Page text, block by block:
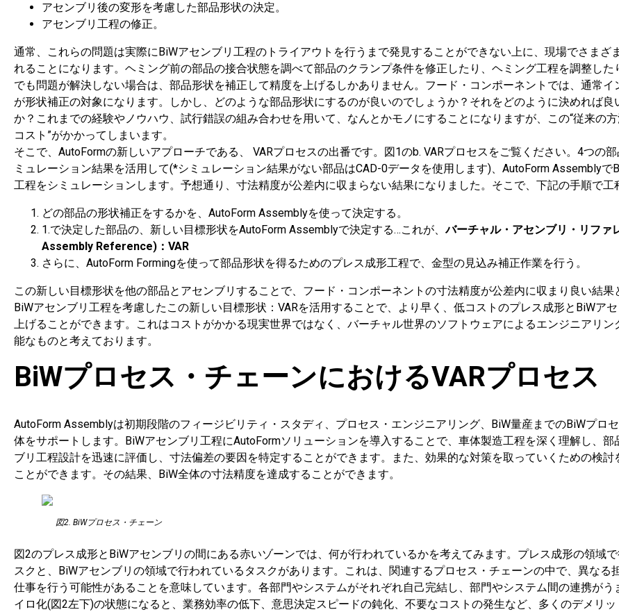
アセンブリ後の変形を考慮した部品形状の決定。
アセンブリ工程の修正。
通常、これらの問題は実際にBiWアセンブリ工程のトライアウトを行うまで発見することができない上に、現場でさまざ
れることになります。ヘミング前の部品の接合状態を調べて部品のクランプ条件を修正したり、ヘミング工程を調整した
でも問題が解決しない場合は、部品形状を補正して精度を上げるしかありません。フード・コンポーネントでは、通常イ
が形状補正の対象になります。しかし、どのような部品形状にするのが良いのでしょうか？それをどのように決めれば良
か？これまでの経験やノウハウ、試行錯誤の組み合わせを用いて、なんとかモノにすることになりますが、この“従来の方
コスト”がかかってしまいます。
そこで、AutoFormの新しいアプローチである、 VARプロセスの出番です。図1のb. VARプロセスをご覧ください。4つの
ミュレーション結果を活用して(*シミュレーション結果がない部品はCAD-0データを使用します)、AutoForm Assemblyで
工程をシミュレーションします。予想通り、寸法精度が公差内に収まらない結果になりました。そこで、下記の手順で工
どの部品の形状補正をするかを、AutoForm Assemblyを使って決定する。
1.で決定した部品の、新しい目標形状をAutoForm Assemblyで決定する…これが、バーチャル・アセンブリ・リファ
Assembly Reference)：VAR
さらに、AutoForm Formingを使って部品形状を得るためのプレス成形工程で、金型の見込み補正作業を行う。
この新しい目標形状を他の部品とアセンブリすることで、フード・コンポーネントの寸法精度が公差内に収まり良い結果
BiWアセンブリ工程を考慮したこの新しい目標形状：VARを活用することで、より早く、低コストのプレス成形とBiWア
上げることができます。これはコストがかかる現実世界ではなく、バーチャル世界のソフトウェアによるエンジニアリン
能なものと考えております。
BiWプロセス・チェーンにおけるVARプロセス
AutoForm Assemblyは初期段階のフィージビリティ・スタディ、プロセス・エンジニアリング、BiW量産までのBiWプロ
体をサポートします。BiWアセンブリ工程にAutoFormソリューションを導入することで、車体製造工程を深く理解し、部
ブリ工程設計を迅速に評価し、寸法偏差の要因を特定することができます。また、効果的な対策を取っていくための検討
ことができます。その結果、BiW全体の寸法精度を達成することができます。
図2. BiWプロセス・チェーン
図2のプレス成形とBiWアセンブリの間にある赤いゾーンでは、何が行われているかを考えてみます。プレス成形の領域
スクと、BiWアセンブリの領域で行われているタスクがあります。これは、関連するプロセス・チェーンの中で、異なる
仕事を行う可能性があることを意味しています。各部門やシステムがそれぞれ自己完結し、部門やシステム間の連携がう
イロ化(図2左下)の状態になると、業務効率の低下、意思決定スピードの鈍化、不要なコストの発生など、多くのデメリッ